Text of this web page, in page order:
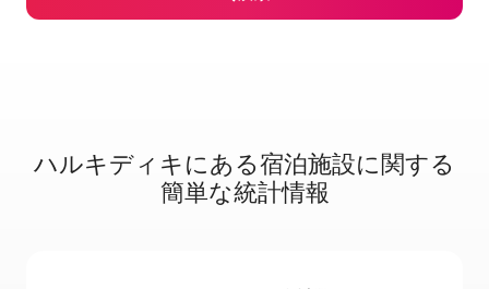
ハルキディキに⁠あ⁠る宿⁠泊⁠施⁠設⁠に関⁠す⁠る
簡⁠単⁠な統⁠計⁠情⁠報